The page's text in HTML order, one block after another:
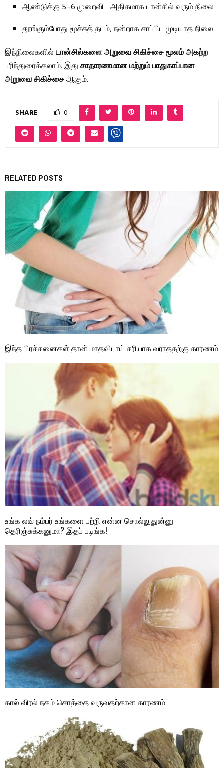
ஆண்டுக்கு 5–6 முறைவிட அதிகமாக டான்சில் வரும் நிலை
தூங்கும்போது மூச்சுத் தடம், நன்றாக சாப்பிட முடியாத நிலை
இந்நிலைகளில்டான்சில்களை அறுவை சிகிச்சை மூலம் அகற்ற
பரிந்துரைக்கலாம். இதுசாதாரணமான மற்றும் பாதுகாப்பான
அறுவை சிகிச்சைஆகும்.
SHARE 0
RELATED POSTS
இந்த பிரச்சனைகள் தான் மாதவிடாய் சரியாக வராததற்கு காரணம்
உங்க லவ் நம்பர் உங்களை பற்றி என்ன சொல்லுதுன்னு
தெரிஞ்சுக்கனுமா? இதப் படிங்க!
கால் விரல் நகம் சொத்தை வருவதற்கான காரணம்